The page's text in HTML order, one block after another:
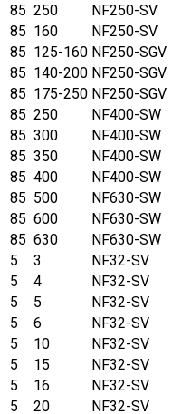
85 250 NF250-SV
85 160 NF250-SV
85 125-160 NF250-SGV
85 140-200 NF250-SGV
85 175-250 NF250-SGV
85 250 NF400-SW
85 300 NF400-SW
85 350 NF400-SW
85 400 NF400-SW
85 500 NF630-SW
85 600 NF630-SW
85 630 NF630-SW
5
3 NF32-SV
5
4 NF32-SV
5
5 NF32-SV
5
6 NF32-SV
5
10 NF32-SV
5
15 NF32-SV
5
16 NF32-SV
5
20 NF32-SV